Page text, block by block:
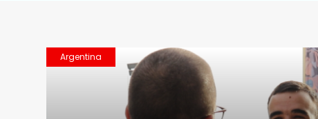
Argentina